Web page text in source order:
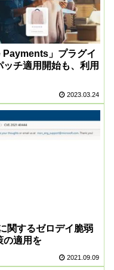
」プラグイ
チ適用開始も、利用
2023.03.24
関するゼロデイ脆弱
の適用を
2021.09.09